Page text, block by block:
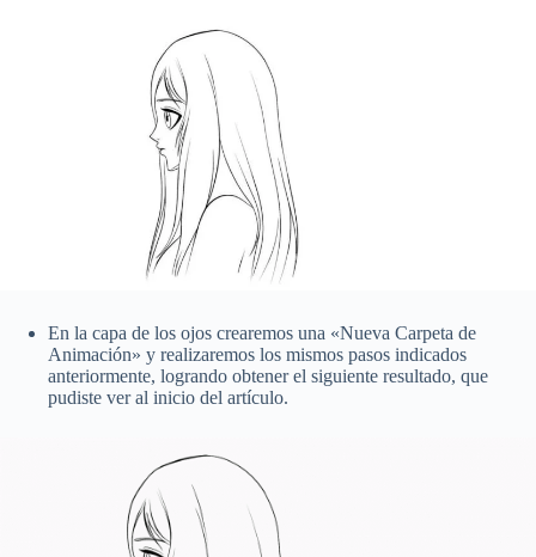
En la capa de los ojos crearemos una «Nueva Carpeta de
Animación» y realizaremos los mismos pasos indicados
anteriormente, logrando obtener el siguiente resultado, que
pudiste ver al inicio del artículo.